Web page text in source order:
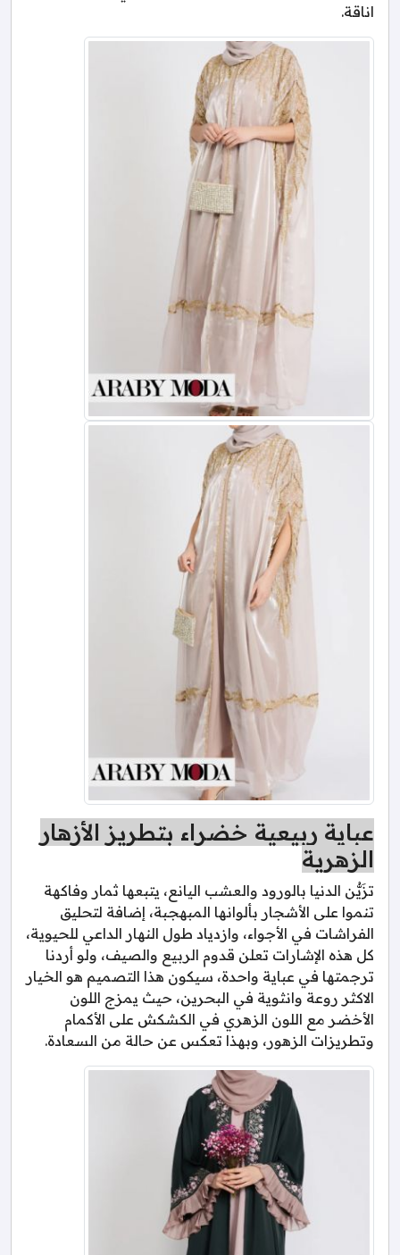
اناقة.
عباية ربيعية خضراء بتطريز الأزهار
الزهرية
تزَيُّن الدنيا بالورود والعشب اليانع، يتبعها ثمار وفاكهة
تنموا على الأشجار بألوانها المبهجبة، إضافة لتحليق
الفراشات في الأجواء، وازدياد طول النهار الداعي للحيوية،
كل هذه الإشارات تعلن قدوم الربيع والصيف، ولو أردنا
ترجمتها في عباية واحدة، سيكون هذا التصميم هو الخيار
الاكثر روعة وانثوية في البحرين، حيث يمزج اللون
الأخضر مع اللون الزهري في الكشكش على الأكمام
وتطريزات الزهور، وبهذا تعكس عن حالة من السعادة.